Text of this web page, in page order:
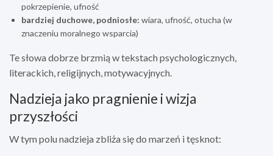
pokrzepienie, ufność
bardziej duchowe, podniosłe: wiara, ufność, otucha (w
znaczeniu moralnego wsparcia)
Te słowa dobrze brzmią w tekstach psychologicznych,
literackich, religijnych, motywacyjnych.
Nadzieja jako pragnienie i wizja
przyszłości
W tym polu nadzieja zbliża się do marzeń i tęsknot: